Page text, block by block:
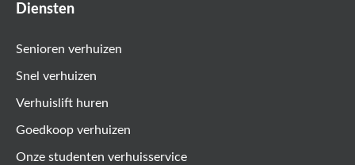
Diensten
Senioren verhuizen
Snel verhuizen
Verhuislift huren
Goedkoop verhuizen
Onze studenten verhuisservice